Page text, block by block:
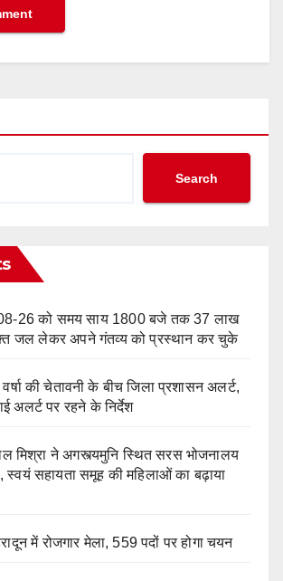
Search
26 को समय साय 1800 बजे तक 37 लाख
जल लेकर अपने गंतव्य को प्रस्थान कर चुके
वर्षा की चेतावनी के बीच जिला प्रशासन अलर्ट,
अलर्ट पर रहने के निर्देश
मिश्रा ने अगस्त्यमुनि स्थित सरस भोजनालय
स्वयं सहायता समूह की महिलाओं का बढ़ाया
में रोजगार मेला, 559 पदों पर होगा चयन